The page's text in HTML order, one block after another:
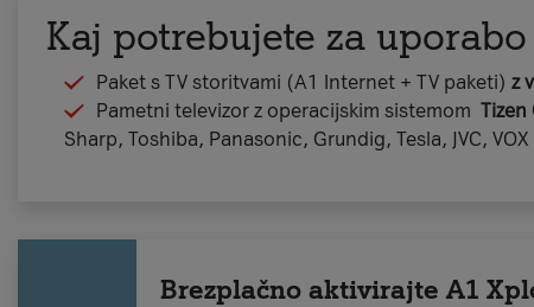
Kaj potrebujete za
Paket s TV storitvami (A1 Internet + TV paketi) z
Pametni televizor z operacijskim sistemom Tizen
Sharp, Toshiba, Panasonic, Grundig, Tesla, JVC,
Brezplačno aktivirajte A1